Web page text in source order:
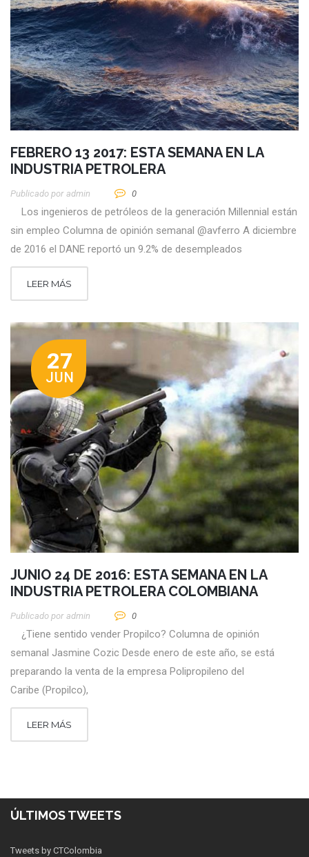
FEBRERO 13 2017: ESTA SEMANA EN LA
INDUSTRIA PETROLERA
Publicado por Admin 0
Los ingenieros de petróleos de la generación Millennial están
sin empleo Columna de opinión semanal @avferro A diciembre
de 2016 el DANE reportó un 9.2% de desempleados
LEER MÁS
27
JUN
JUNIO 24 DE 2016: ESTA SEMANA EN LA
INDUSTRIA PETROLERA COLOMBIANA
Publicado por Admin 0
¿Tiene sentido vender Propilco? Columna de opinión
semanal Jasmine Cozic Desde enero de este año, se está
preparando la venta de la empresa Polipropileno del
Caribe (Propilco),
LEER MÁS
ÚLTIMOS TWEETS
Tweets by CTColombia